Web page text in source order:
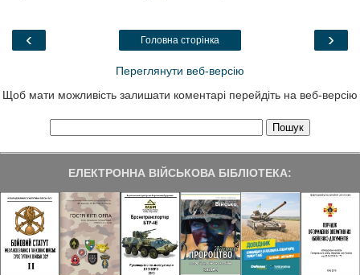
o
a
‹ ›
Головна сторінка
Переглянути веб-версію
Щоб мати можливість залишати коментарі перейдіть на веб-версію
ЕЛЕКТРОННА ВІЙСЬКОВА БІБЛІОТЕКА: